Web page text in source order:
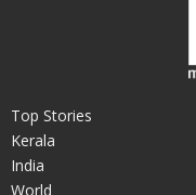
Top Stories
Kerala
India
World